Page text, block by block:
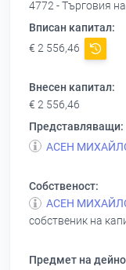
4772 - Търговия
Вписан капитал:
€ 2 556,46
Внесен капитал:
€ 2 556,46
Представляващи:
АСЕН
Собственост:
АСЕН
собственик на
Предмет на